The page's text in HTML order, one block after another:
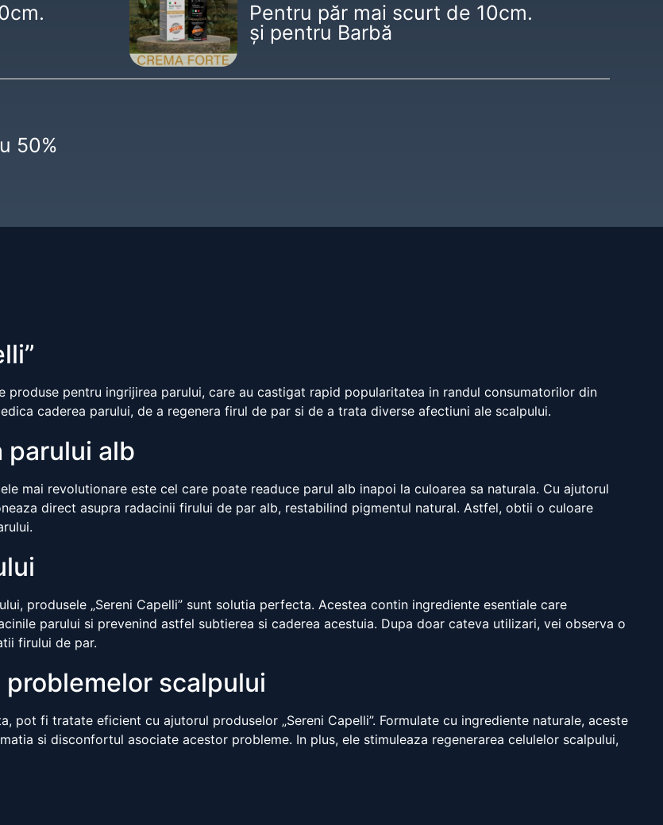
Pentru păr mai scurt de 10cm.
și pentru Barbă
50%
produse pentru ingrijirea parului, care au castigat rapid popularitatea in randul consumatorilor din
caderea parului, de a regenera firul de par si de a trata diverse afectiuni ale scalpului.
parului alb
mai revolutionare este cel care poate readuce parul alb inapoi la culoarea sa naturala. Cu ajutorul
direct asupra radacinii firului de par alb, restabilind pigmentul natural. Astfel, obtii o culoare
produsele „Sereni Capelli” sunt solutia perfecta. Acestea contin ingrediente esentiale care
parului si prevenind astfel subtierea si caderea acestuia. Dupa doar cateva utilizari, vei observa o
firului de par.
scalpului
pot fi tratate eficient cu ajutorul produselor „Sereni Capelli”. Formulate cu ingrediente naturale, aceste
si disconfortul asociate acestor probleme. In plus, ele stimuleaza regenerarea celulelor scalpului,